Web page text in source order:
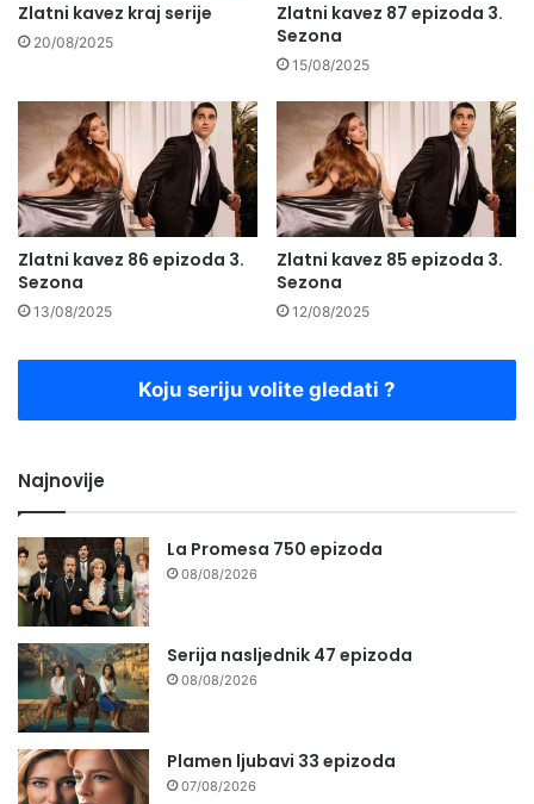
Zlatni kavez kraj serije
20/08/2025
Zlatni kavez 87 epizoda 3.
Sezona
15/08/2025
Zlatni kavez 86 epizoda 3.
Sezona
13/08/2025
Zlatni kavez 85 epizoda 3.
Sezona
12/08/2025
Koju seriju volite gledati ?
Najnovije
La Promesa 750 epizoda
08/08/2026
Serija nasljednik 47 epizoda
08/08/2026
Plamen ljubavi 33 epizoda
07/08/2026